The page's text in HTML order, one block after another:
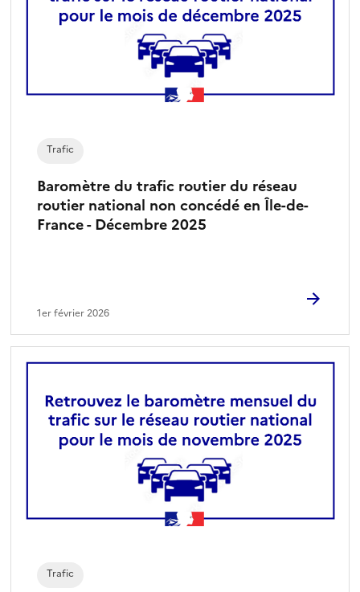
Baromètre du trafic routier du réseau
routier national non concédé en Île-de-
France - Décembre 2025
Trafic
1er février 2026
Trafic